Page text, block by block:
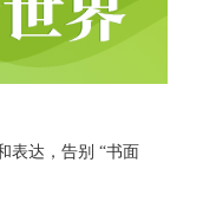
表达，告别 “书面